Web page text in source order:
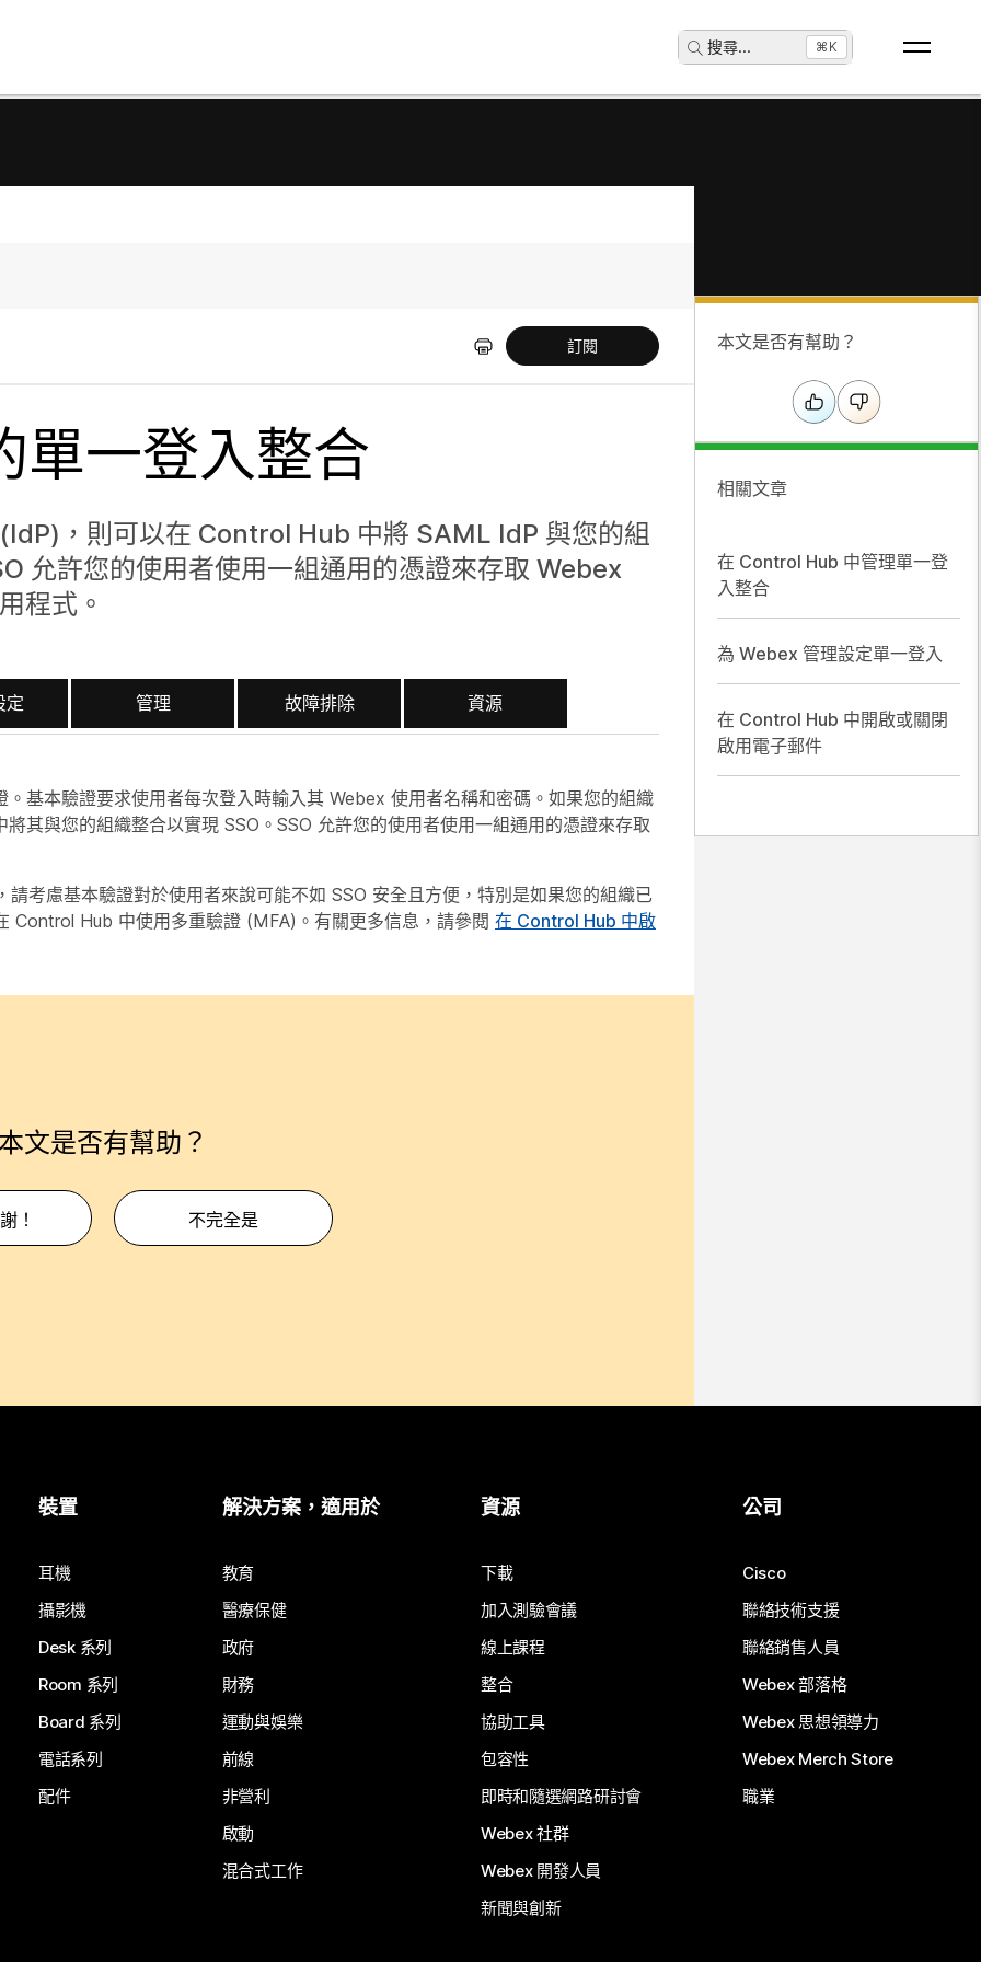
搜尋... ⌘K
訂閱
一登入整合
，則可以在 Control Hub 中將 SAML IdP 與您的組
允許您的使用者使用一組通用的憑證來存取 Webex
程式。
定 管理 故障排除 資源
基本驗證要求使用者每次登入時輸入其 Webex 使用者名稱和密碼。如果您的組織
其與您的組織整合以實現 SSO。SSO 允許您的使用者使用一組通用的憑證來存取
考慮基本驗證對於使用者來說可能不如 SSO 安全且方便，特別是如果您的組織已
Control Hub 中使用多重驗證 (MFA)。有關更多信息，請參閱 在 Control Hub 中啟
文是否有幫助？
！ 不完全是
本文是否有幫助？
相關文章
在 Control Hub 中管理單一登
入整合
為 Webex 管理設定單一登入
在 Control Hub 中開啟或關閉
啟用電子郵件
裝置
耳機
攝影機
Desk 系列
Room 系列
Board 系列
電話系列
配件
解決方案，適用於
教育
醫療保健
政府
財務
運動與娛樂
前線
非營利
啟動
混合式工作
資源
下載
加入測驗會議
線上課程
整合
協助工具
包容性
即時和隨選網路研討會
Webex 社群
Webex 開發人員
新聞與創新
公司
Cisco
聯絡技術支援
聯絡銷售人員
Webex 部落格
Webex 思想領導力
Webex Merch Store
職業